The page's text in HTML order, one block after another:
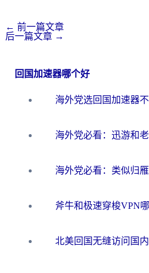
← 前一篇文章
后一篇文章 →
回国加速器哪个好